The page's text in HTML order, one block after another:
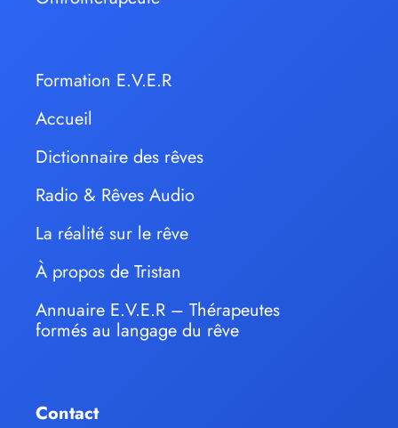
Formation E.V.E.R
Accueil
Dictionnaire des rêves
Radio & Rêves Audio
La réalité sur le rêve
À propos de Tristan
Annuaire E.V.E.R – Thérapeutes
formés au langage du rêve
Contact